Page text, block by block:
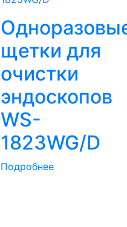
щетки для
очистки
эндоскопов
WS-
1823WG/D
Подробнее